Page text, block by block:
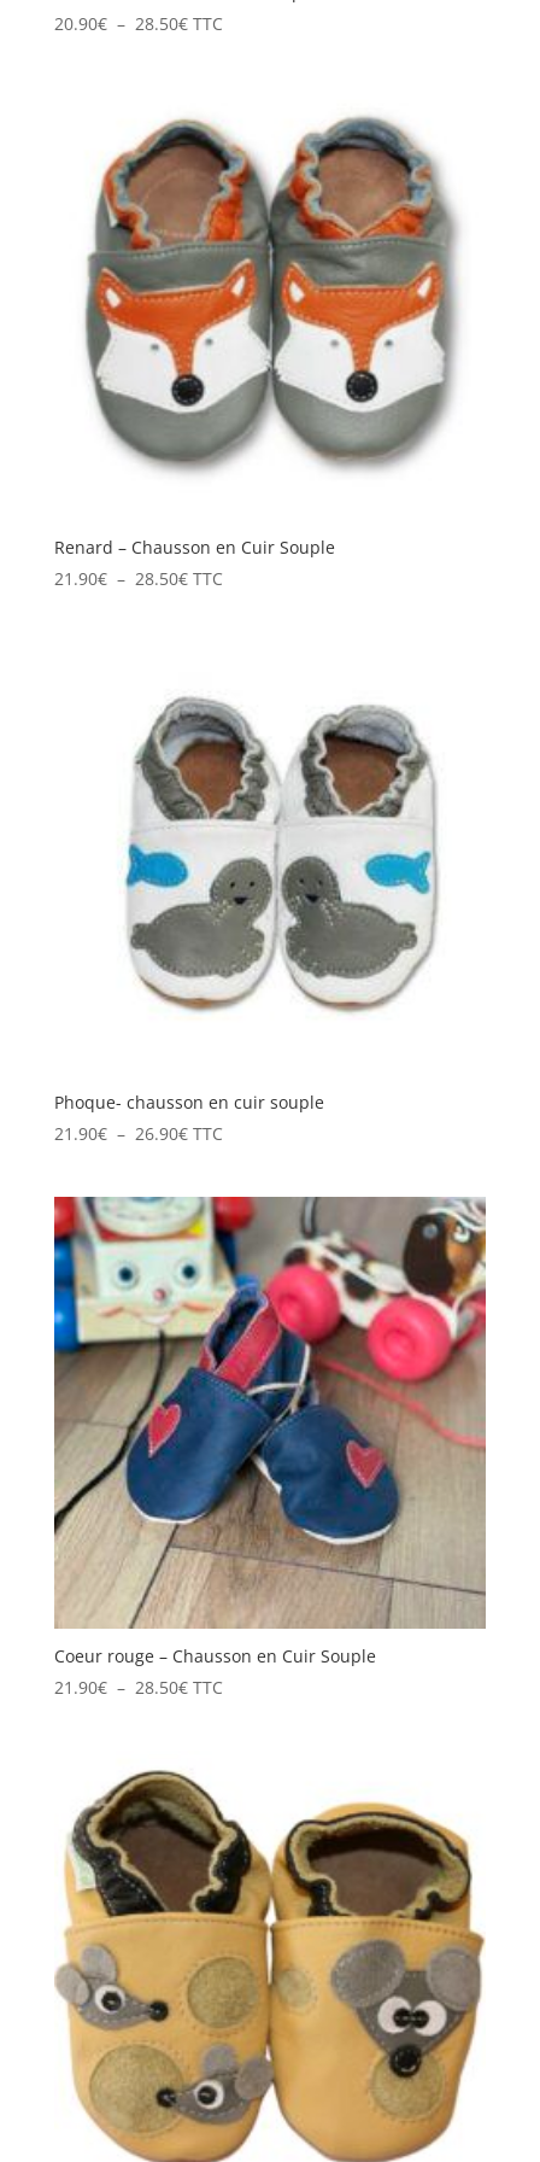
20.90€ – 28.50€Plage
à
28.50€
TTC
Renard – Chausson en Cuir Souple
21.90€ – 28.50€Plage
28.50€
TTC
Phoque- chausson en cuir souple
21.90€ – 26.90€Plage
21.90€
à
26.90€
TTC
Coeur rouge – Chausson en Cuir Souple
21.90€ – 28.50€Plage
à
28.50€
TTC